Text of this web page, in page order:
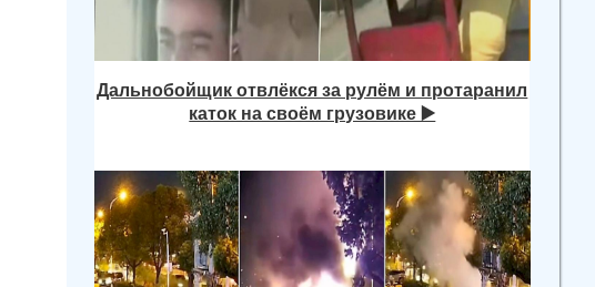
Дальнобойщик отвлёкся за рулём и протаранил
каток на своём грузовике ▶️